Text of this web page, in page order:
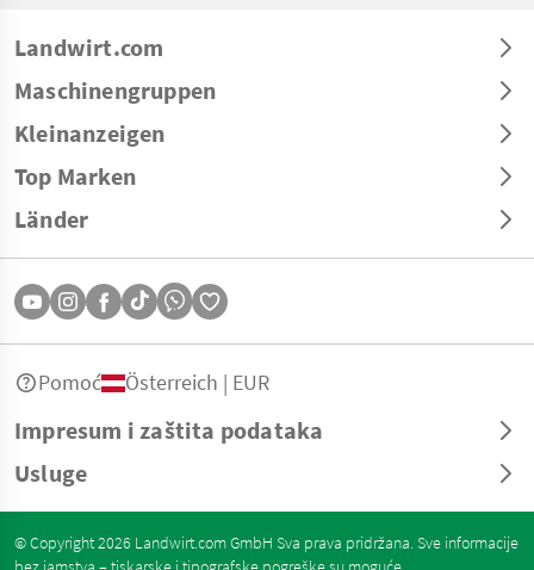
Landwirt.com
Maschinengruppen
Kleinanzeigen
Top Marken
Länder
Impresum i zaštita podataka
Usluge
Pomoć Österreich | EUR
© Copyright 2026 Landwirt.com GmbH Sva prava pridržana. Sve informacije